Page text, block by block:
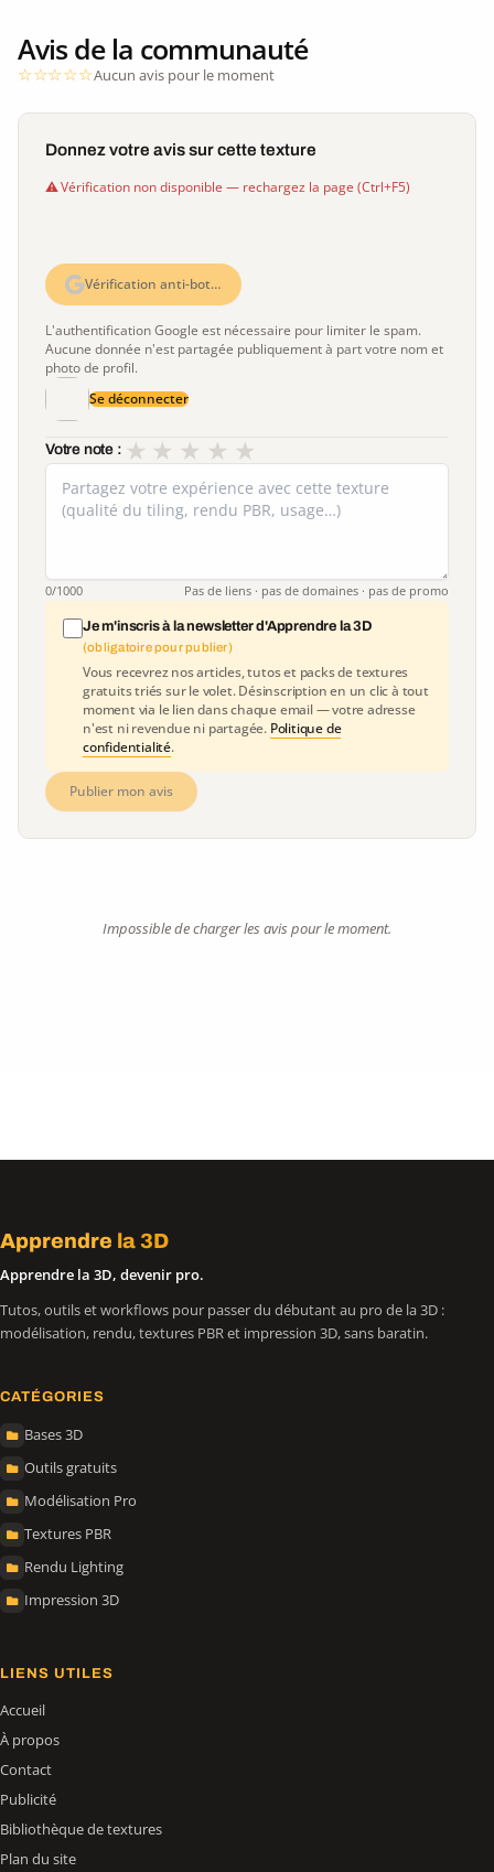
Avis de la communauté
Aucun avis pour le moment
Donnez votre avis sur cette texture
Vérification non disponible — rechargez la page (Ctrl+F5)
Vérification anti-bot…
L'authentification Google est nécessaire pour limiter le spam.
Aucune donnée n'est partagée publiquement à part votre nom et
photo de profil.
Se déconnecter
Votre note : ★
★
★
★
★
0/1000 Pas de liens · pas de domaines · pas de promo
Je m'inscris à la newsletter d'Apprendre la 3D
(obligatoire pour publier)
Vous recevrez nos articles, tutos et packs de textures
gratuits triés sur le volet. Désinscription en un clic à tout
moment via le lien dans chaque email — votre adresse
n'est ni revendue ni partagée. Politique de
confidentialité.
Publier mon avis
Impossible de charger les avis pour le moment.
Apprendre la 3D
Apprendre la 3D, devenir pro.
Tutos, outils et workflows pour passer du débutant au pro de la 3D :
modélisation, rendu, textures PBR et impression 3D, sans baratin.
CATÉGORIES
Bases 3D
Outils gratuits
Modélisation Pro
Textures PBR
Rendu Lighting
Impression 3D
LIENS UTILES
Accueil
À propos
Contact
Publicité
Bibliothèque de textures
Plan du site